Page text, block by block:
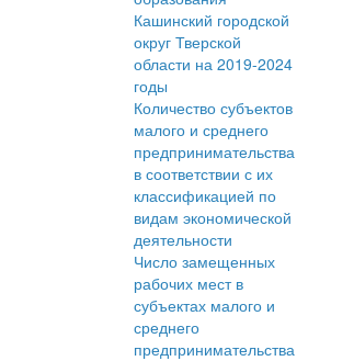
Кашинский городской
округ Тверской
области на 2019-2024
годы
Количество субъектов
малого и среднего
предпринимательства
в соответствии с их
классификацией по
видам экономической
деятельности
Число замещенных
рабочих мест в
субъектах малого и
среднего
предпринимательства